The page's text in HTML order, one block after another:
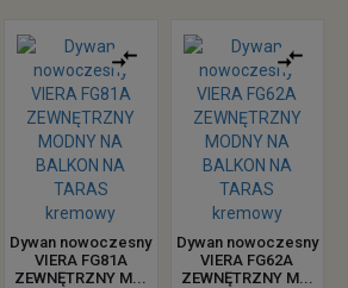
Dywan nowoczesny
VIERA FG81A
ZEWNĘTRZNY M...
Dywan nowoczesny
VIERA FG62A
ZEWNĘTRZNY M...